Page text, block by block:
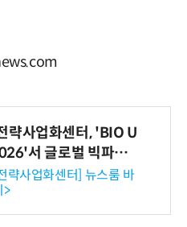
략사업화센터, 'BIO U
서 글로벌 빅파마
즈니스 미팅 지원…K
해외 진출 교두보 확
략사업화센터] 뉴스룸 바
>